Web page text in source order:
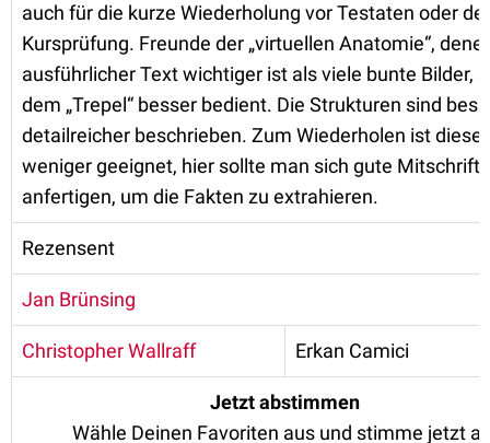
auch für die kurze Wiederholung vor Testaten oder der
Kursprüfung. Freunde der „virtuellen Anatomie“,
ausführlicher Text wichtiger ist als viele bunte Bilder,
dem „Trepel“ besser bedient. Die Strukturen sind
detailreicher beschrieben. Zum Wiederholen ist
weniger geeignet, hier sollte man sich gute
anfertigen, um die Fakten zu extrahieren.
Rezensent
Jan Brünsing
Christopher Wallraff Erkan Camici
Jetzt abstimmen
Wähle Deinen Favoriten aus und stimme jetzt